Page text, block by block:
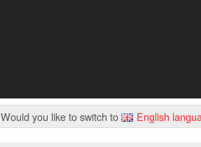
Would you like to switch to English